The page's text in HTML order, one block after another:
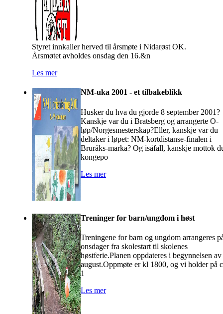
Styret innkaller herved til årsmøte i Nidarøst OK.
Årsmøtet avholdes onsdag den 16.&n
Les mer
NM-uka 2001 - et tilbakeblikk
Husker du hva du gjorde 8 september 2001?
Kanskje var du i Bratsberg og arrangerte O-
løp/Norgesmesterskap?Eller, kanskje var du
deltaker i løpet: NM-kortdistanse-finalen i
Bruråks-marka? Og isåfall, kanskje mottok
kongepo
Les mer
Treninger for barn/ungdom i høst
Treningene for barn og ungdom arrangeres
onsdager fra skolestart til skolenes
høstferie.Planen oppdateres i begynnelsen av
august.Oppmøte er kl 1800, og vi holder på
1
Les mer